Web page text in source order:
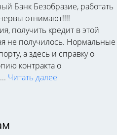
Банк Безобразие, работать
отнимают!!!!
получить кредит в этой
не получилось. Нормальные
а здесь и справку о
контракта о
Читать далее